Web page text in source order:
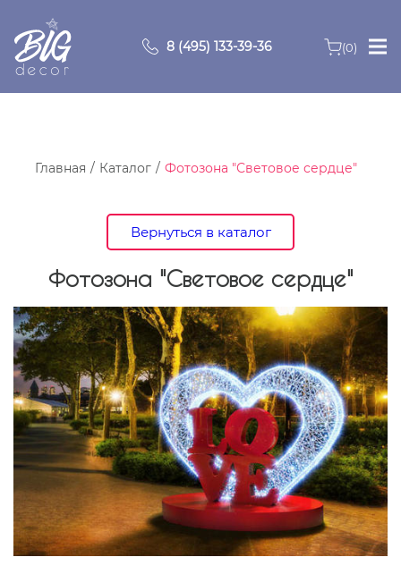
8 (495) 133-39-36 (0)
Главная
Видео
Портфолио
Контакты
Главная Каталог Фотозона "Световое сердце"
Вернуться в каталог
Фотозона "Световое сердце"